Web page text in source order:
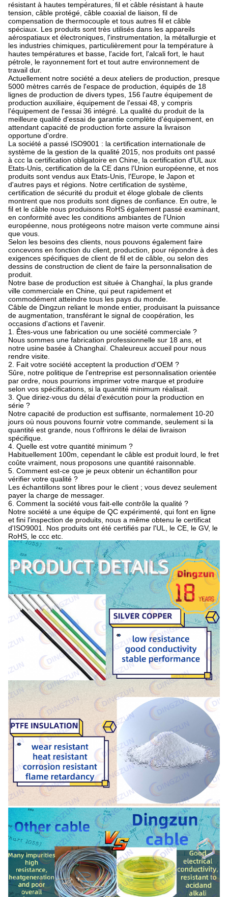
résistant à hautes températures, fil et câble résistant à haute
tension, câble protégé, câble coaxial de liaison, fil de
compensation de thermocouple et tous autres fil et câble
spéciaux. Les produits sont très utilisés dans les appareils
aérospatiaux et électroniques, l'instrumentation, la métallurgie et
les industries chimiques, particulièrement pour la température à
hautes températures et basse, l'acide fort, l'alcali fort, le haut
pétrole, le rayonnement fort et tout autre environnement de
travail dur.
Actuellement notre société a deux ateliers de production, presque
5000 mètres carrés de l'espace de production, équipés de 18
lignes de production de divers types, 156 l'autre équipement de
production auxiliaire, équipement de l'essai 48, y compris
l'équipement de l'essai 36 intégré. La qualité du produit de la
meilleure qualité d'essai de garantie complète d'équipement, en
attendant capacité de production forte assure la livraison
opportune d'ordre.
La société a passé ISO9001 : la certification internationale de
système de la gestion de la qualité 2015, nos produits ont passé
à ccc la certification obligatoire en Chine, la certification d'UL aux
Etats-Unis, certification de la CE dans l'Union européenne, et nos
produits sont vendus aux Etats-Unis, l'Europe, le Japon et
d'autres pays et régions. Notre certification de système,
certification de sécurité du produit et éloge globale de clients
montrent que nos produits sont dignes de confiance. En outre, le
fil et le câble nous produisons RoHS également passé examinant,
en conformité avec les conditions ambiantes de l'Union
européenne, nous protégeons notre maison verte commune ainsi
que vous.
Selon les besoins des clients, nous pouvons également faire
concevons en fonction du client, production, pour répondre à des
exigences spécifiques de client de fil et de câble, ou selon des
dessins de construction de client de faire la personnalisation de
produit.
Notre base de production est située à Changhaï, la plus grande
ville commerciale en Chine, qui peut rapidement et
commodément atteindre tous les pays du monde.
Câble de Dingzun reliant le monde entier, produisant la puissance
de augmentation, transférant le signal de coopération, les
occasions d'actions et l'avenir.
1. Êtes-vous une fabrication ou une société commerciale ?
Nous sommes une fabrication professionnelle sur 18 ans, et
notre usine basée à Changhaï. Chaleureux accueil pour nous
rendre visite.
2. Fait votre société acceptent la production d'OEM ?
Sûre, notre politique de l'entreprise est personnalisation orientée
par ordre, nous pourrions imprimer votre marque et produire
selon vos spécifications, si la quantité minimum réalisait.
3. Que diriez-vous du délai d'exécution pour la production en
série ?
Notre capacité de production est suffisante, normalement 10-20
jours où nous pouvons fournir votre commande, seulement si la
quantité est grande, nous t'offrirons le délai de livraison
spécifique.
4. Quelle est votre quantité minimum ?
Habituellement 100m, cependant le câble est produit lourd, le fret
coûte vraiment, nous proposons une quantité raisonnable.
5. Comment est-ce que je peux obtenir un échantillon pour
vérifier votre qualité ?
Les échantillons sont libres pour le client ; vous devez seulement
payer la charge de messager.
6. Comment la société vous fait-elle contrôle la qualité ?
Notre société a une équipe de QC expérimenté, qui font en ligne
et fini l'inspection de produits, nous a même obtenu le certificat
d'ISO9001. Nos produits ont été certifiés par l'UL, le CE, le GV, le
RoHS, le ccc etc.